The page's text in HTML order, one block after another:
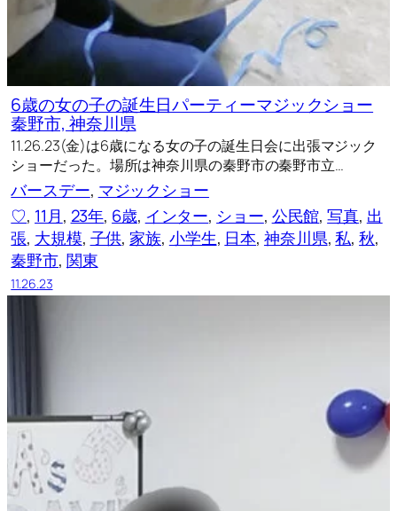
6歳の女の子の誕生日パーティーマジックショー
秦野市, 神奈川県
11.26.23(金)は6歳になる女の子の誕生日会に出張マジック
ショーだった。場所は神奈川県の秦野市の秦野市立…
バースデー, マジックショー
♡, 11月, 23年, 6歳, インター, ショー, 公民館, 写真, 出
張, 大規模, 子供, 家族, 小学生, 日本, 神奈川県, 私, 秋
秦野市, 関東
11.26.23